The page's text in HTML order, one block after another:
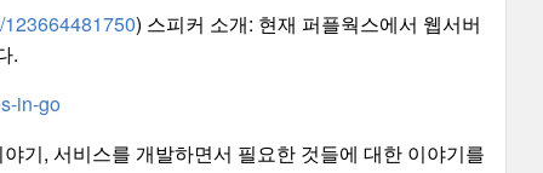
) 스피커 소개: 현재 퍼플웍스에서 웹서버
.
in-go
기, 서비스를 개발하면서 필요한 것들에 대한 이야기를